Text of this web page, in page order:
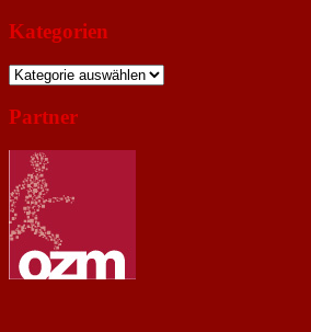
Kategorien
Kategorien
Partner